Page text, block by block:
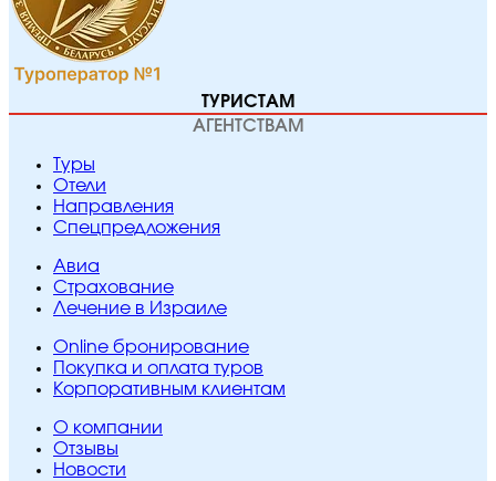
ТУРИСТАМ
АГЕНТСТВАМ
Туры
Отели
Направления
Спецпредложения
Авиа
Страхование
Лечение в Израиле
Online бронирование
Покупка и оплата туров
Корпоративным клиентам
O компании
Отзывы
Новости